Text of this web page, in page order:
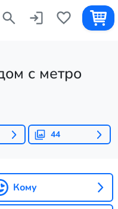
с метро
44
Кому